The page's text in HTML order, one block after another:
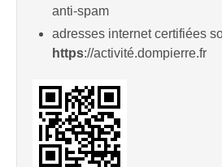
anti-spam
adresses internet certifiées
https://activité.dompierre.fr